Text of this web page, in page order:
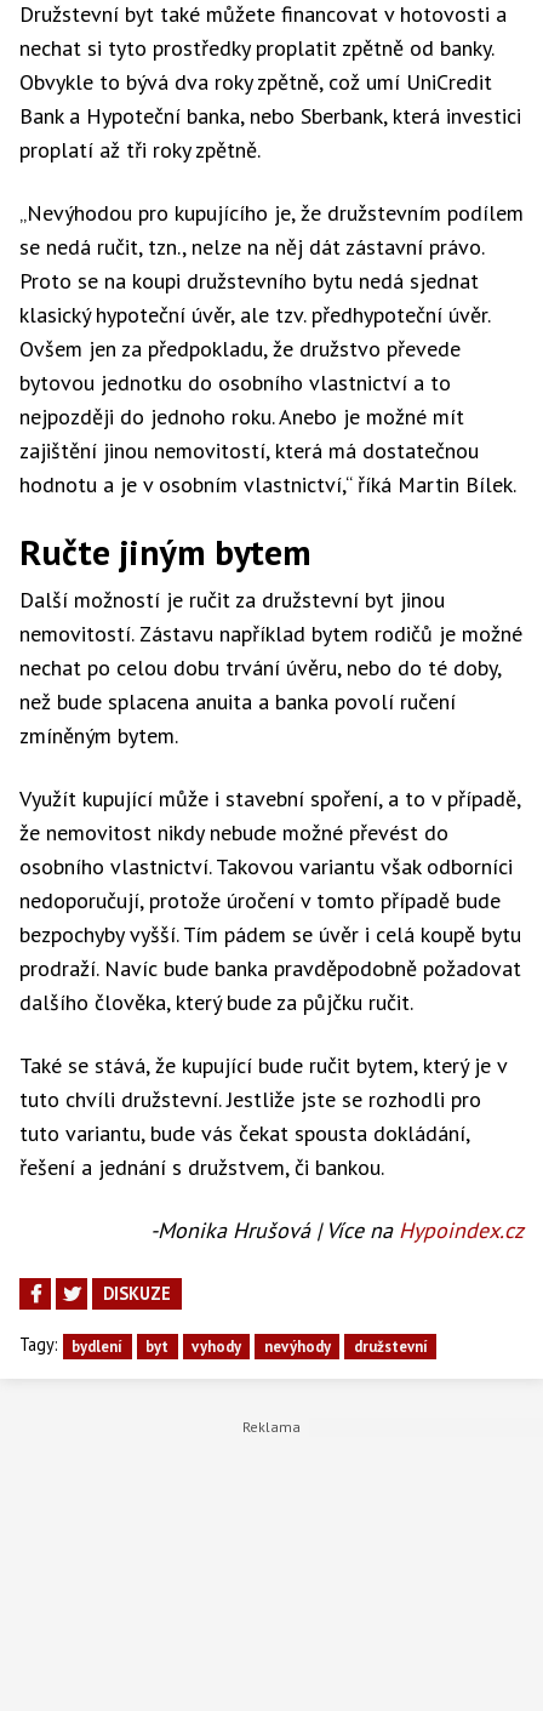
Družstevní byt také můžete financovat v hotovosti a
nechat si tyto prostředky proplatit zpětně od banky.
Obvykle to bývá dva roky zpětně, což umí UniCredit
Bank a Hypoteční banka, nebo Sberbank, která investici
proplatí až tři roky zpětně.
„Nevýhodou pro kupujícího je, že družstevním podílem
se nedá ručit, tzn., nelze na něj dát zástavní právo.
Proto se na koupi družstevního bytu nedá sjednat
klasický hypoteční úvěr, ale tzv. předhypoteční úvěr.
Ovšem jen za předpokladu, že družstvo převede
bytovou jednotku do osobního vlastnictví a to
nejpozději do jednoho roku. Anebo je možné mít
zajištění jinou nemovitostí, která má dostatečnou
hodnotu a je v osobním vlastnictví,“ říká Martin Bílek.
Ručte jiným bytem
Další možností je ručit za družstevní byt jinou
nemovitostí. Zástavu například bytem rodičů je možné
nechat po celou dobu trvání úvěru, nebo do té doby,
než bude splacena anuita a banka povolí ručení
zmíněným bytem.
Využít kupující může i stavební spoření, a to v případě,
že nemovitost nikdy nebude možné převést do
osobního vlastnictví. Takovou variantu však odborníci
nedoporučují, protože úročení v tomto případě bude
bezpochyby vyšší. Tím pádem se úvěr i celá koupě bytu
prodraží. Navíc bude banka pravděpodobně požadovat
dalšího člověka, který bude za půjčku ručit.
Také se stává, že kupující bude ručit bytem, který je v
tuto chvíli družstevní. Jestliže jste se rozhodli pro
tuto variantu, bude vás čekat spousta dokládání,
řešení a jednání s družstvem, či bankou.
-Monika Hrušová | Více na Hypoindex.cz
DISKUZE
Tagy: bydlení byt vyhody nevýhody družstevní